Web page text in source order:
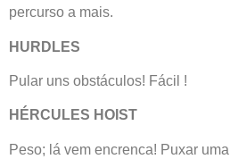
percurso a mais.
HURDLES
Pular uns obstáculos! Fácil !
HÉRCULES HOIST
Peso; lá vem encrenca! Puxar